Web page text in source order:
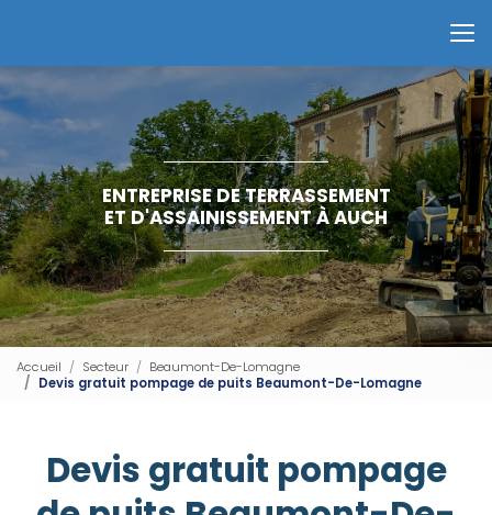
principal
ENTREPRISE DE TERRASSEMENT
ET D'ASSAINISSEMENT À AUCH
Accueil Secteur
Beaumont-De-Lomagne
Devis gratuit pompage de puits Beaumont-De-Lomagne
Devis gratuit pompage